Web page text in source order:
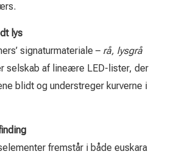
lys
signaturmateriale – rå, lysgrå
selskab af lineære LED-lister, der
blidt og understreger kurverne i
fremstår i både euskara